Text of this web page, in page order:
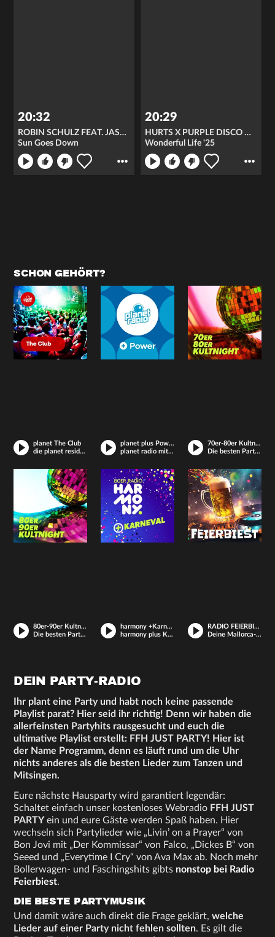
20:32
ROBIN SCHULZ FEAT. JASMINE THOMPSON
Sun Goes Down
20:29
HURTS X PURPLE DISCO MACHINE
Wonderful Life '25
SCHON GEHÖRT?
planet The Club
die planet resident djs mixen hip hop, mash up, house & dance.
planet plus Power
planet radio mit extra-viel beats
70er-80er Kultnight
Die besten Partysongs der 70er und 80er
80er-90er Kultnight Radio
Die besten Partysongs der 80er und 90er
harmony +Karneval
harmony plus Karneval
RADIO FEIERBIEST
Deine Mallorca-, Hütten-, Festzelt-Party
DEIN PARTY-RADIO
Ihr plant eine Party und habt noch keine passende
Playlist parat? Hier seid ihr richtig! Denn wir haben die
allerfeinsten Partyhits rausgesucht und euch die
ultimative Playlist erstellt: FFH JUST PARTY! Hier ist
der Name Programm, denn es läuft rund um die Uhr
nichts anderes als die besten Lieder zum Tanzen und
Mitsingen.
Eure nächste Hausparty wird garantiert legendär:
Schaltet einfach unser kostenloses Webradio FFH JUST
PARTY ein und eure Gäste werden Spaß haben. Hier
wechseln sich Partylieder wie „Livin’ on a Prayer“ von
Bon Jovi mit „Der Kommissar“ von Falco, „Dickes B“ von
Seeed und „Everytime I Cry“ von Ava Max ab. Noch mehr
Bollerwagen- und Faschingshits gibts nonstop bei Radio
Feierbiest.
DIE BESTE PARTYMUSIK
Und damit wäre auch direkt die Frage geklärt,welche
Lieder auf einer Party nicht fehlen sollten. Es gilt die